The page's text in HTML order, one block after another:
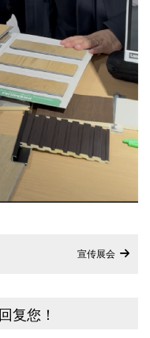

宣传展会
复您！